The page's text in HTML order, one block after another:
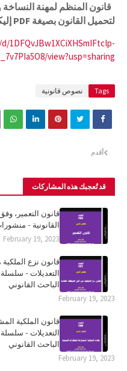
قانون المنظم لمهنة
لتحميل القانون بصيغة PDF إليكم الرابط:
_7v7PIa5O8/view?usp=sharing
Tags نصوص قانونية
أقدم
قد تُعجبك هذه المشاركات
قانون التعمير،
القانونية -
February 19, 2023
قانون نزع
التعديلات -
الباحث القانوني
February 19, 2023
قانون الملكية
التعديلات -
الباحث القانوني
February 19, 2023